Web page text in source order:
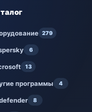
279
6
13
программы 4
8